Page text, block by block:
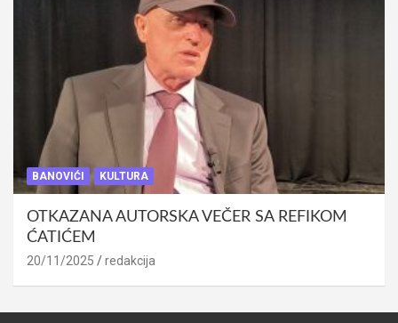
BANOVIĆI KULTURA
OTKAZANA AUTORSKA VEČER SA REFIKOM
ĆATIĆEM
20/11/2025 redakcija